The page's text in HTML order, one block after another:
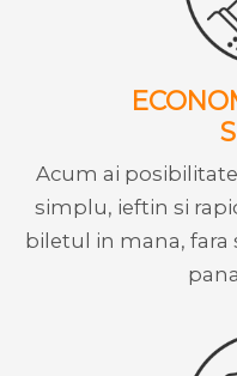
Acum ai
simplu, ieftin si
biletul in mana, fara